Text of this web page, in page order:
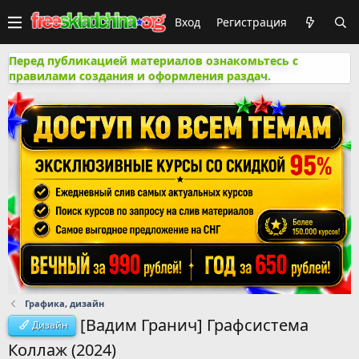
Вход Регистрация
Перед публикацией материалов ознакомьтесь с
правилами создания и оформления раздач.
Графика, дизайн
Дизайн
[Вадим Гранич] Графсистема
Коллаж (2024)